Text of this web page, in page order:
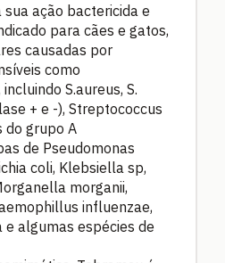
sua ação bactericida e
para cães e gatos,
causadas por
como
S.aureus, S.
+ e -), Streptococcus
do grupo A
de Pseudomonas
coli, Klebsiella sp,
morganii,
influenzae,
algumas espécies de